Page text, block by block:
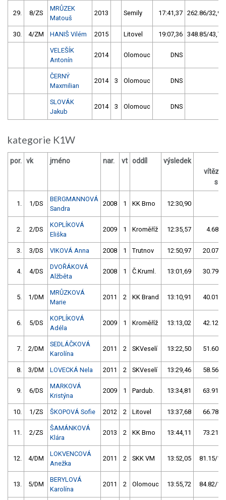
29. 8/ZS
MRŮZEK
Matouš
2013 Semily 17:41,37 262.86/32,9
30. 4/ZM HANIŠ Vilém 2015 Litovel 19:07,36 348.85/43,7
VELEŠÍK
Antonín
2014 Olomouc DNS
ČERNÝ
Maxmilian
2014 3 Olomouc DNS
SLOVÁK
Jakub
2014 3 Olomouc DNS
kategorie K1W
por. vk jméno nar. vt oddíl výsledek
s /
1. 1/DS
BERGMANNOVÁ
Sandra
2008 1 KK Brno 12:30,90
2. 2/DS
KOPLÍKOVÁ
Eliška
2009 1 Kroměříž 12:35,57 4.68/
3. 3/DS VIKOVÁ Anna 2008 1 Trutnov 12:50,97 20.07/
4. 4/DS
DVOŘÁKOVÁ
Alžběta
2008 1 Č.Kruml. 13:01,69 30.79/
5. 1/DM
MRŮZKOVÁ
Marie
2011 2 KK Brand 13:10,91 40.01/
6. 5/DS
KOPLÍKOVÁ
Adéla
2009 1 Kroměříž 13:13,02 42.12/
7. 2/DM
SEDLÁČKOVÁ
Karolína
2011 2 SKVeselí 13:22,50 51.60/
8. 3/DM LOVECKÁ Nela 2011 2 SKVeselí 13:29,46 58.56/
9. 6/DS
MARKOVÁ
Kristýna
2009 1 Pardub. 13:34,81 63.91/
10. 1/ZS ŠKOPOVÁ Sofie 2012 2 Litovel 13:37,68 66.78/
11. 2/ZS
ŠAMÁNKOVÁ
Klára
2013 2 KK Brno 13:44,11 73.21/
12. 4/DM
LOKVENCOVÁ
Anežka
2011 2 SKK VM 13:52,05 81.15/
13. 5/DM
BERYLOVÁ
Karolína
2011 2 Olomouc 13:55,72 84.82/